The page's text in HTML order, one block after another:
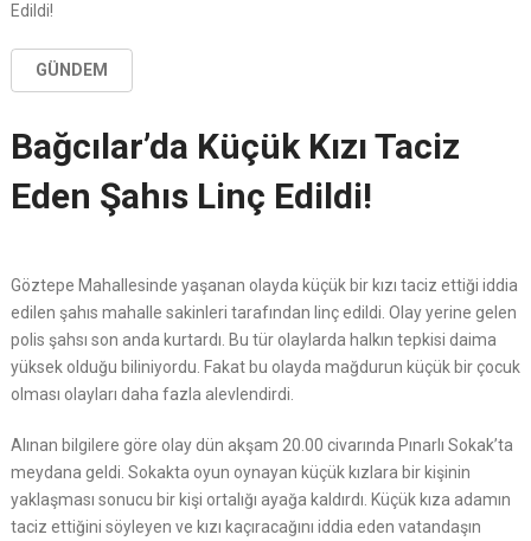
Edildi!
GÜNDEM
Bağcılar’da Küçük Kızı Taciz
Eden Şahıs Linç Edildi!
Göztepe Mahallesinde yaşanan olayda küçük bir kızı taciz ettiği iddia
edilen şahıs mahalle sakinleri tarafından linç edildi. Olay yerine gelen
polis şahsı son anda kurtardı. Bu tür olaylarda halkın tepkisi daima
yüksek olduğu biliniyordu. Fakat bu olayda mağdurun küçük bir çocuk
olması olayları daha fazla alevlendirdi.
Alınan bilgilere göre olay dün akşam 20.00 civarında Pınarlı Sokak’ta
meydana geldi. Sokakta oyun oynayan küçük kızlara bir kişinin
yaklaşması sonucu bir kişi ortalığı ayağa kaldırdı. Küçük kıza adamın
taciz ettiğini söyleyen ve kızı kaçıracağını iddia eden vatandaşın